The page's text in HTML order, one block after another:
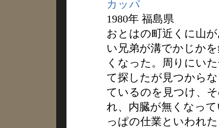
カッパ
1980年 福島県
おとはの町近くに山
い兄弟が溝でかじか
くなった。周りにい
て探したが見つから
ているのを見つけ、
れ、内臓が無くなっ
っぱの仕業といわれ